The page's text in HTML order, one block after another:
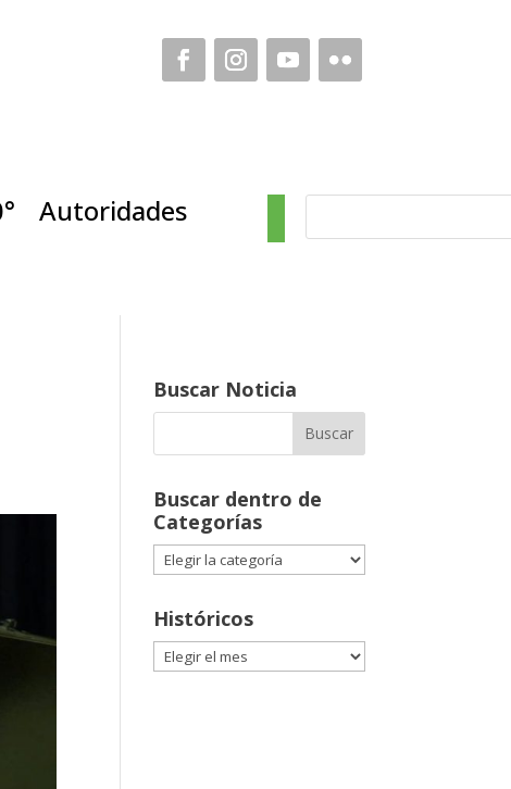
Autoridades
Buscar Noticia
Buscar dentro de
Categorías
Buscar
dentro
Categorías
Históricos
Históricos